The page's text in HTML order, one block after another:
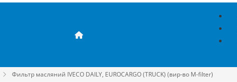
Фильтр масляний IVECO DAILY, EUROCARGO (TRUCK) (вир-во M-filter)